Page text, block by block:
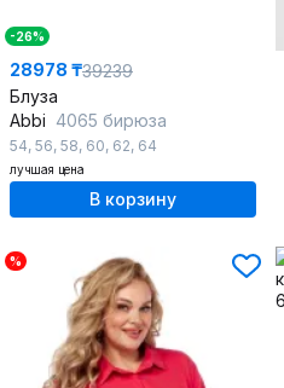
-26%
28978 ₸39239
Блуза
Abbi 4065 бирюза
54, 56, 58, 60, 62, 64
лучшая цена
В корзину
%